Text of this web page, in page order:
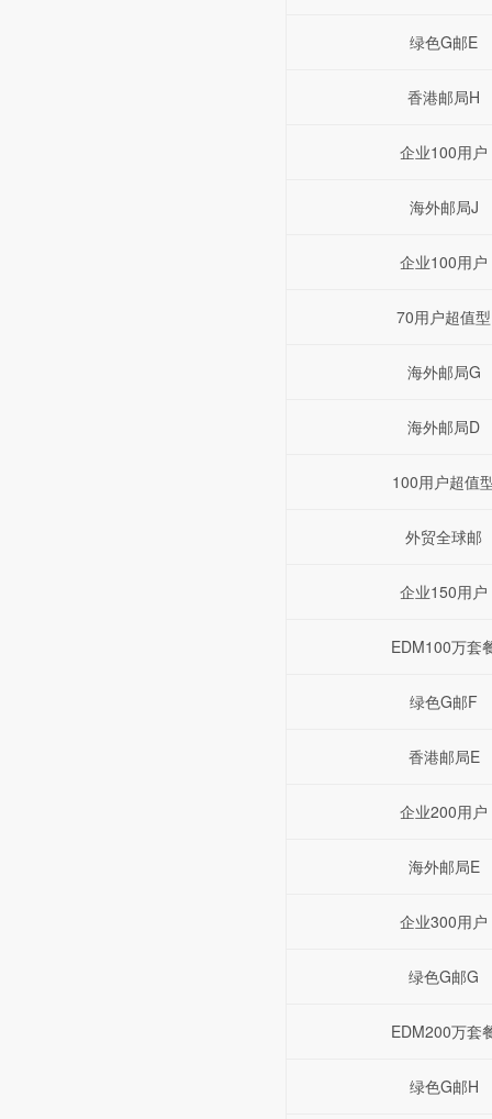
绿色G邮E
香港邮局H
企业100用户
海外邮局J
企业100用户
70用户超值型
海外邮局G
海外邮局D
100用户超值
外贸全球邮
企业150用户
EDM100万套
绿色G邮F
香港邮局E
企业200用户
海外邮局E
企业300用户
绿色G邮G
EDM200万套
绿色G邮H